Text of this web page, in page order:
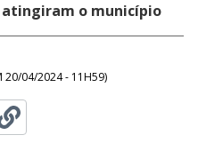
atingiram o município
20/04/2024 - 11H59)